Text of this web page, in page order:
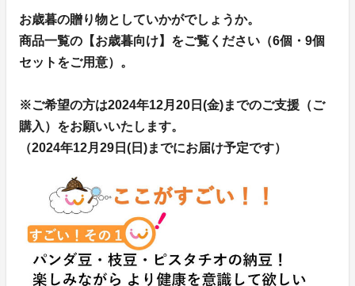
お歳暮の贈り物としていかがでしょうか。
商品一覧の【お歳暮向け】をご覧ください（6個・9個
セットをご用意）。
※ご希望の方は2024年12月20日(金)までのご支援（ご
購入）をお願いいたします。
（2024年12月29日(日)までにお届け予定です）